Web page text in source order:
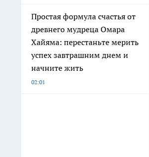
Простая формула счастья от
древнего мудреца Омара
Хайяма: перестаньте мерить
успех завтрашним днем и
начните жить
02:01